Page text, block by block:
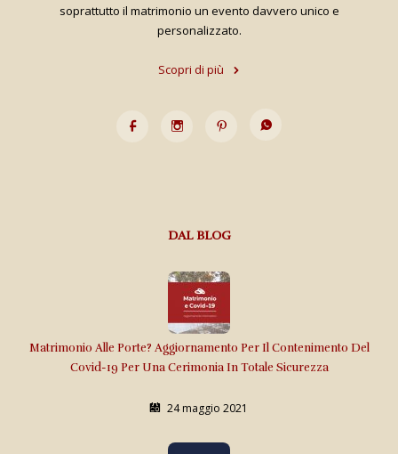
soprattutto il matrimonio un evento davvero unico e
personalizzato.
Scopri di più
DAL BLOG
Matrimonio Alle Porte? Aggiornamento Per Il Contenimento Del
Covid-19 Per Una Cerimonia In Totale Sicurezza
24 maggio 2021